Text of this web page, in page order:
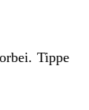
Tippe